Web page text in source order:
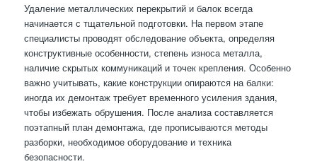
Удаление металлических перекрытий и балок всегда
начинается с тщательной подготовки. На первом этапе
специалисты проводят обследование объекта, определяя
конструктивные особенности, степень износа металла,
наличие скрытых коммуникаций и точек крепления. Особенно
важно учитывать, какие конструкции опираются на балки:
иногда их демонтаж требует временного усиления здания,
чтобы избежать обрушения. После анализа составляется
поэтапный план демонтажа, где прописываются методы
разборки, необходимое оборудование и техника
безопасности.